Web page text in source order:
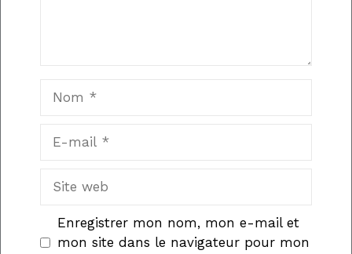
mail
web
Enregistrer mon nom, mon e-mail et
mon site dans le navigateur pour mon